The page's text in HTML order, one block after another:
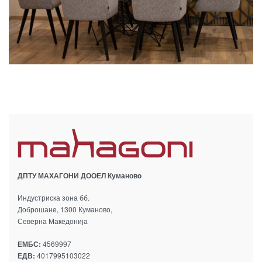
ДПТУ МАХАГОНИ ДООЕЛ Кумановo
Индустриска зона бб.
Доброшане, 1300 Куманово,
Северна Македонија
ЕМБС: 4569997
ЕДВ: 4017995103022